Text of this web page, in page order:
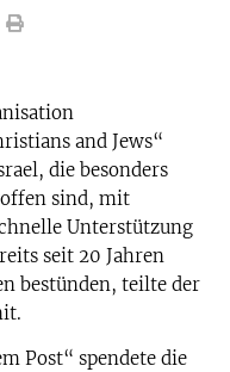
and Jews“
die besonders
sind, mit
Unterstützung
seit 20 Jahren
bestünden, teilte der
Post“ spendete die